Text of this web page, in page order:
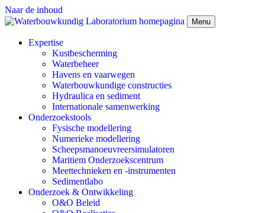
Naar de inhoud
Menu
Expertise
Kustbescherming
Waterbeheer
Havens en vaarwegen
Waterbouwkundige constructies
Hydraulica en sediment
Internationale samenwerking
Onderzoekstools
Fysische modellering
Numerieke modellering
Scheepsmanoeuvreersimulatoren
Maritiem Onderzoekscentrum
Meettechnieken en -instrumenten
Sedimentlabo
Onderzoek & Ontwikkeling
O&O Beleid